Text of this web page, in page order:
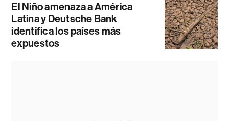
El Niño amenaza a América
Latina y Deutsche Bank
identifica los países más
expuestos